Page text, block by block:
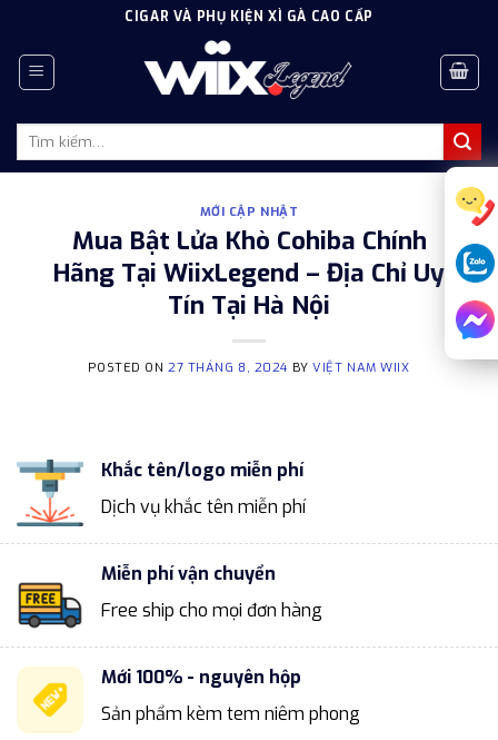
content
CIGAR VÀ PHỤ KIỆN XÌ GÀ CAO CẤP
Tìm
MỚI CẬP NHẬT
Mua Bật Lửa Khò Cohiba Chính
Hãng Tại WiixLegend – Địa Chỉ Uy
Tín Tại Hà Nội
POSTED ON27 THÁNG 8, 2024 BYVIỆT NAM WIIX
Khắc tên/logo miễn phí
Dịch vụ khắc tên miễn phí
Miễn phí vận chuyển
Free ship cho mọi đơn hàng
Mới 100% - nguyên hộp
Sản phẩm kèm tem niêm phong